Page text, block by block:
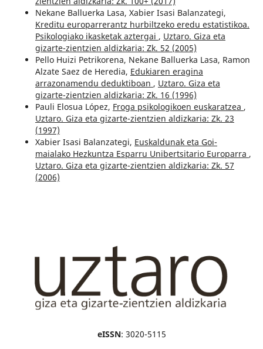
Nekane Balluerka Lasa, Xabier Isasi Balanzategi,
Kreditu europarrerantz hurbiltzeko eredu estatistikoa.
Psikologiako ikasketak aztergai , Uztaro. Giza eta
gizarte-zientzien aldizkaria: Zk. 52 (2005)
Pello Huizi Petrikorena, Nekane Balluerka Lasa, Ramon
Alzate Saez de Heredia, Edukiaren eragina
arrazonamendu deduktiboan , Uztaro. Giza eta
gizarte-zientzien aldizkaria: Zk. 16 (1996)
Pauli Elosua López, Froga psikologikoen euskaratzea ,
Uztaro. Giza eta gizarte-zientzien aldizkaria: Zk. 23
(1997)
Xabier Isasi Balanzategi, Euskaldunak eta Goi-
maialako Hezkuntza Esparru Unibertsitario Europarra ,
Uztaro. Giza eta gizarte-zientzien aldizkaria: Zk. 57
(2006)
eISSN: 3020-5115